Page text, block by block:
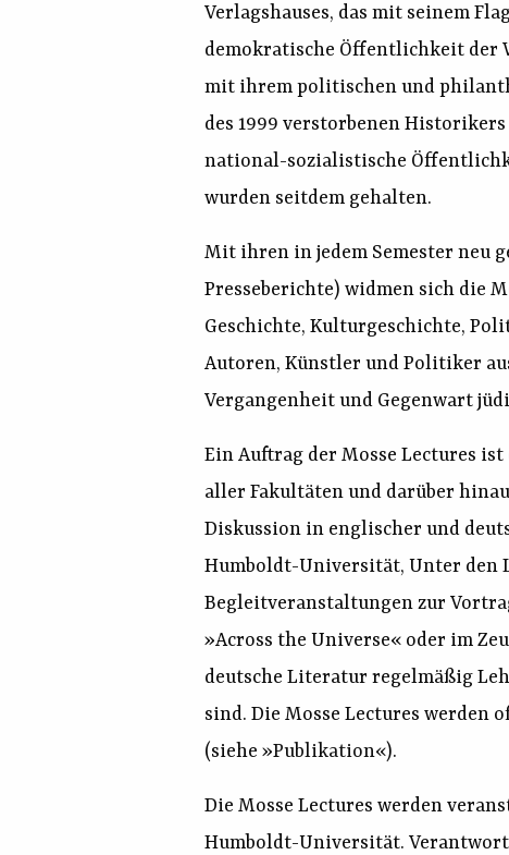
Verlagshauses, das mit seinem
demokratische Öffentlichkeit der
mit ihrem politischen und
des 1999 verstorbenen Historikers
national-sozialistische
wurden seitdem gehalten.
Mit ihren in jedem Semester neu
Presseberichte) widmen sich die
Geschichte, Kulturgeschichte,
Autoren, Künstler und Politiker
Vergangenheit und Gegenwart
Ein Auftrag der Mosse Lectures
aller Fakultäten und darüber
Diskussion in englischer und
Humboldt-Universität, Unter den
Begleitveranstaltungen zur
»Across the Universe« oder im
deutsche Literatur regelmäßig
sind. Die Mosse Lectures werden
(siehe »Publikation«).
Die Mosse Lectures werden
Humboldt-Universität.